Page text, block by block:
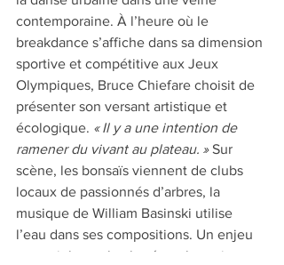
contemporaine. À l’heure où le
breakdance s’affiche dans sa dimension
sportive et compétitive aux Jeux
Olympiques, Bruce Chiefare choisit de
présenter son versant artistique et
écologique. « Il y a une intention de
ramener du vivant au plateau. » Sur
scène, les bonsaïs viennent de clubs
locaux de passionnés d’arbres, la
musique de William Basinski utilise
l’eau dans ses compositions. Un enjeu
essentiel pour le chorégraphe qui